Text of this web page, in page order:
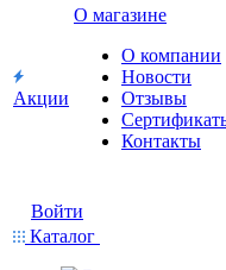
Акции
О магазине
О компании
Новости
Отзывы
Контакты
Войти
Каталог